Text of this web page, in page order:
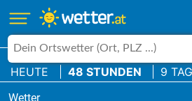
HEUTE 48 STUNDEN 9